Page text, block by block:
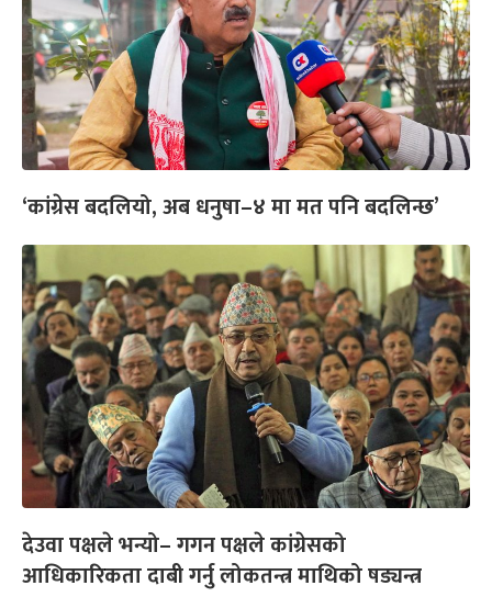
‘कांग्रेस बदलियो, अब धनुषा–४ मा मत पनि बदलिन्छ’
देउवा पक्षले भन्यो– गगन पक्षले कांग्रेसको
आधिकारिकता दाबी गर्नु लोकतन्त्र माथिको षड्यन्त्र